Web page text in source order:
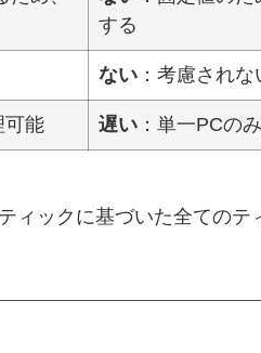
する
ない：考慮されな
可能 遅い：単一PCのみ
ィックに基づいた全てのテ